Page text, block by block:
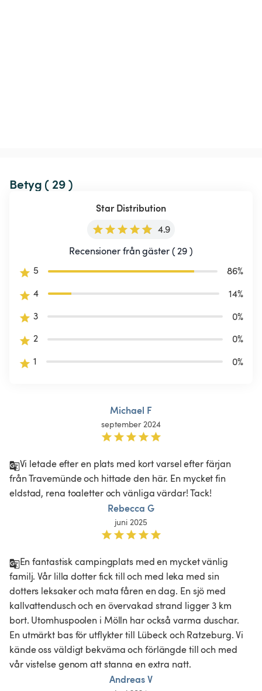
Betyg ( 29 )
Star Distribution
4.9
Recensioner från gäster ( 29 )
5
86%
4
14%
3
0%
2
0%
1
0%
Michael F
september 2024
Vi letade efter en plats med kort varsel efter färjan
från Travemünde och hittade den här. En mycket fin
eldstad, rena toaletter och vänliga värdar! Tack!
Rebecca G
juni 2025
En fantastisk campingplats med en mycket vänlig
familj. Vår lilla dotter fick till och med leka med sin
dotters leksaker och mata fåren en dag. En sjö med
kallvattendusch och en övervakad strand ligger 3 km
bort. Utomhuspoolen i Mölln har också varma duschar.
En utmärkt bas för utflykter till Lübeck och Ratzeburg. Vi
kände oss väldigt bekväma och förlängde till och med
vår vistelse genom att stanna en extra natt.
Andreas V